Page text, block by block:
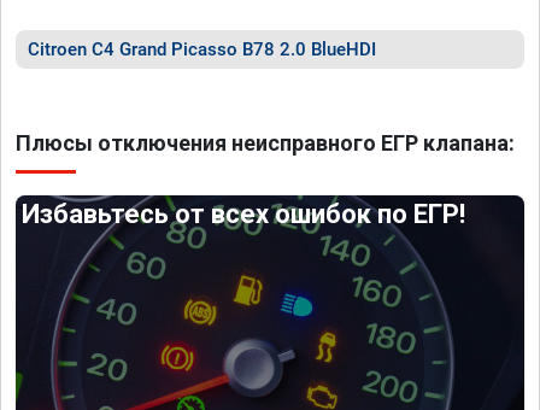
Citroen C4 Grand Picasso B78 2.0 BlueHDI
Плюсы отключения неисправного ЕГР клапана:
Избавьтесь от всех ошибок по ЕГР!